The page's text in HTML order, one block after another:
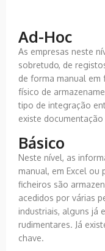
Ad-Hoc
As empresas neste
sobretudo, de
de forma manual em
físico de
tipo de integração
existe
Básico
Neste nível, as
manual, em Excel ou
ficheiros são
acedidos por várias
industriais, alguns já
rudimentares. Já
chave.